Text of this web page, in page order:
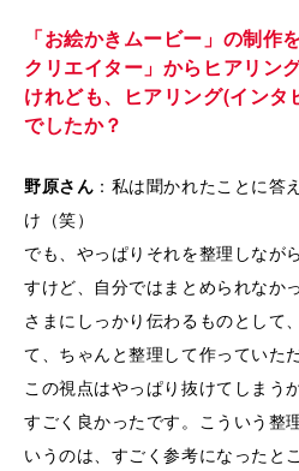
「お絵かきムービー」の制作
クリエイター」からヒアリン
けれども、ヒアリング(インタ
でしたか？
野原さん ：私は聞かれたことに答
け（笑）
でも、やっぱりそれを整理しなが
すけど、自分ではまとめられなか
さまにしっかり伝わるものとして
て、ちゃんと整理して作っていた
この視点はやっぱり抜けてしまう
すごく良かったです。こういう整
いうのは、すごく参考になったと